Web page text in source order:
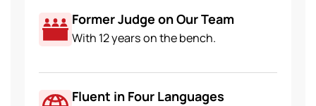
Former Judge on Our Team
With 12 years on the bench.
Fluent in Four Languages